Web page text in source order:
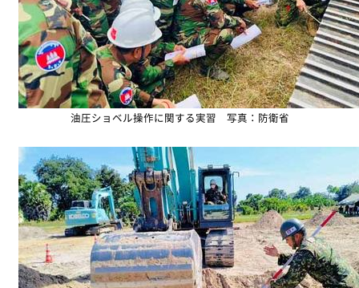
油圧ショベル操作に関する実習 写真：防衛省